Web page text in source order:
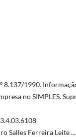
8.137/1990.
no SIMPLES.
Salles Ferreira Leite